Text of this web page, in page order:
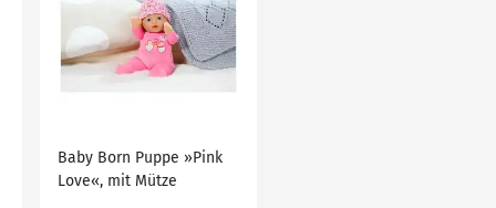
Baby Born Puppe »Pink
Love«, mit Mütze